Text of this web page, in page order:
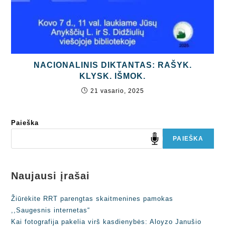
NACIONALINIS DIKTANTAS: RAŠYK.
KLYSK. IŠMOK.
21 vasario, 2025
Paieška
PAIEŠKA
Naujausi įrašai
Žiūrėkite RRT parengtas skaitmenines pamokas
,,Saugesnis internetas“
Kai fotografija pakelia virš kasdienybės: Aloyzo Janušio